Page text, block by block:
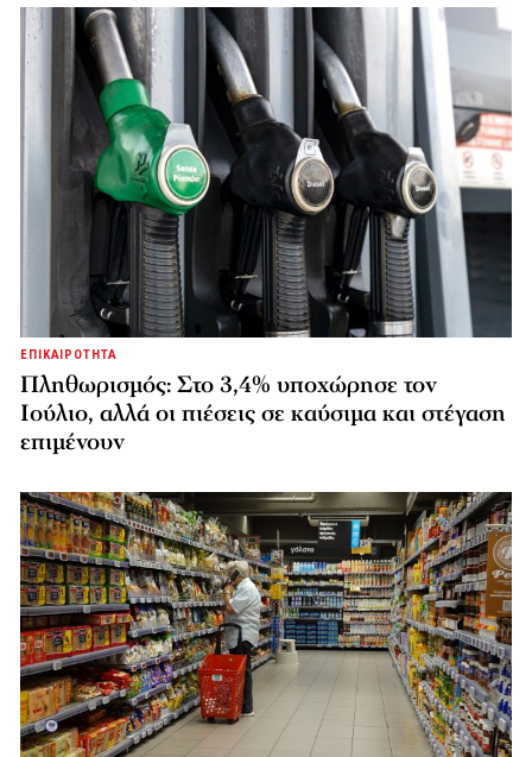
ΕΠΙΚΑΙΡΟΤΗΤΑ
Πληθωρισμός: Στο 3,4% υποχώρησε τον
Ιούλιο, αλλά οι πιέσεις σε καύσιμα και στέγαση
επιμένουν